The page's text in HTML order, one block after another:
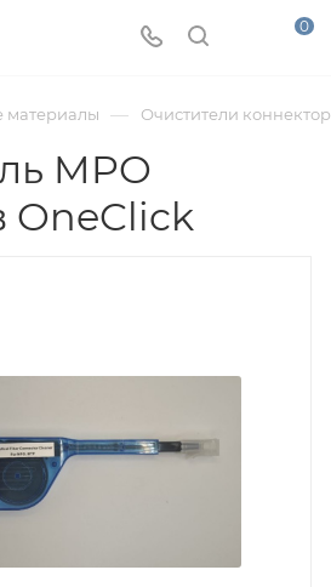
0
материалы — Очистители
MPO
OneClick